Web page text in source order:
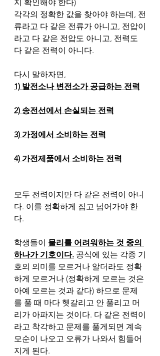
지 확인해야 한다)
각각의 정확한 값을 찾아야 하는데, 전
류라고 다 같은 전류가 아니고, 전압이
라고 다 같은 전압도 아니고, 전력도
다 같은 전력이 아니다.
다시 말하자면,
1) 발전소나 변전소가 공급하는 전력
2) 송전선에서 손실되는 전력
3) 가정에서 소비하는 전력
4) 가전제품에서 소비하는 전력
모두 전력이지만 다 같은 전력이 아니
다. 이를 정확하게 집고 넘어가야 한
다.
학생들이 물리를 어려워하는 것 중의
하나가 기호이다. 공식에 있는 각종 기
호의 의미를 모르거나 알더라도 정확
하게 모르거나 (정확하게 모르는 것은
아예 모르는 것과 같다) 하므로 문제
를 풀 때 마다 헷갈리고 안 풀리고 머
리가 아파지는 것이다. 다 같은 전력이
라고 착각하고 문제를 풀게되면 계속
모순이 나오고 오류가 나와서 힘들어
지게 된다.